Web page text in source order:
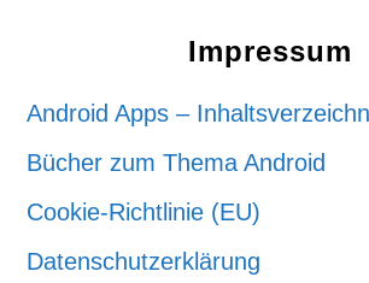
Impressum
Android Apps –
Bücher zum Thema Android
Cookie-Richtlinie (EU)
Datenschutzerklärung